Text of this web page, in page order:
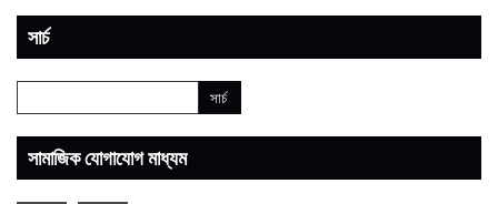
সার্চ
সামাজিক যোগাযোগ মাধ্যম